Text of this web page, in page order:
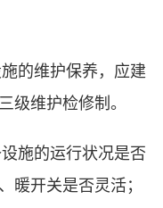
的维护保养，应建
级维护检修制。
施的运行状况是否
暖开关是否灵活；